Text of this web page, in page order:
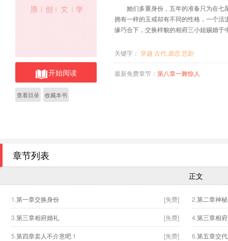
开始阅读
查看目录 收藏本书
她们多重身份，五年的准备只为在
拥有一样的玉戒却有不同的性格，一个
缘巧合下，交换样貌的相府三小姐赐婚于
关键字： 穿越 古代 虐恋悲剧
最新免费章节： 第八章一舞惊人
章节列表
正文
1. 第一章交换身份 [免费] 2. 第二章神
3. 第三章相府婚礼 [免费] 4. 第三章相
5. 第四章卖人不介意吧！ [免费] 6. 第五章交